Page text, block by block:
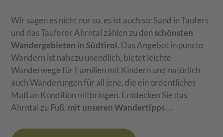
Wir sagen es nicht nur so, es ist auch so: Sand in Taufers
und das Tauferer Ahrntal zählen zu den schönsten
Wandergebieten in Südtirol. Das Angebot in puncto
Wandern ist nahezu unendlich, bietet leichte
Wanderwege für Familien mit Kindern und natürlich
auch Wanderungen für all jene, die ein ordentliches
Maß an Kondition mitbringen. Entdecken Sie das
Ahrntal zu Fuß, mit unseren Wandertipps…